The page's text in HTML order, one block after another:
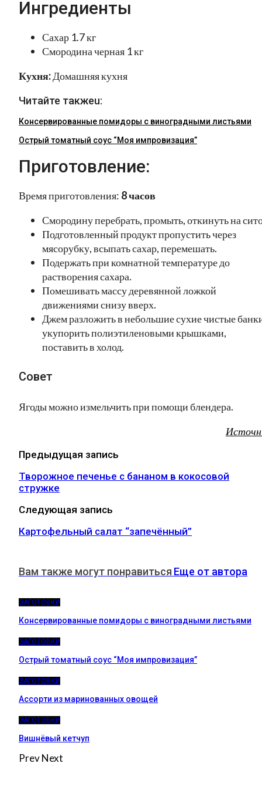
Ингредиенты
Сахар 1.7 кг
Смородина черная 1 кг
Кухня: Домашняя кухня
Читайте такжеu:
Консервированные помидоры с виноградными листьями
Острый томатный соус “Моя импровизация”
Приготовление:
Время приготовления: 8 часов
Смородину перебрать, промыть, откинуть на
Подготовленный продукт пропустить через
мясорубку, всыпать сахар, перемешать.
Подержать при комнатной температуре до
растворения сахара.
Помешивать массу деревянной ложкой
движениями снизу вверх.
Джем разложить в небольшие сухие чистые
укупорить полиэтиленовыми крышками,
поставить в холод.
Совет
Ягоды можно измельчить при помощи блендера.
Предыдущая запись
Творожное печенье с бананом в кокосовой
стружке
Следующая запись
Картофельный салат “запечённый”
Вам также могут понравиться Еще от автора
ЗАГОТОВКИ
Консервированные помидоры с виноградными листьями
ЗАГОТОВКИ
Острый томатный соус “Моя импровизация”
ЗАГОТОВКИ
Ассорти из маринованных овощей
ЗАГОТОВКИ
Вишнёвый кетчуп
PrevNext